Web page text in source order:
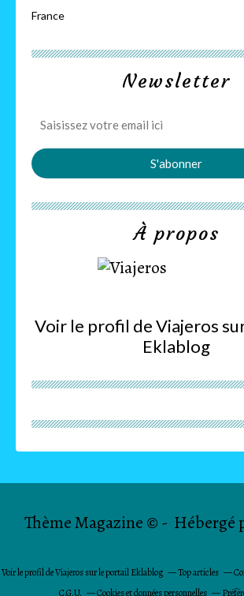
Newsletter
À propos
Voir le profil deViajeros
Eklablog
France
Thème Magazine © - Hébergé
Voir le profil deViajerossur le portail Eklablog Top articles
C.G.U.
Cookies et données personnelles